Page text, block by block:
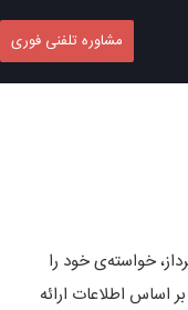
مشاوره تلفنی فوری
خواسته‌ی خود را
اساس اطلاعات ارائه